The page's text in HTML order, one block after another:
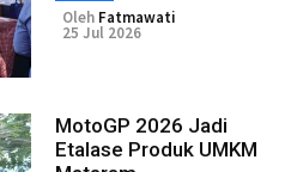
Oleh Fatmawati
25 Jul 2026
MotoGP 2026 Jadi
Etalase Produk UMKM